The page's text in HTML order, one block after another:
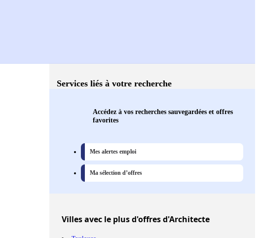
Services liés à votre recherche
Accédez à vos recherches sauvegardées et offres
favorites
Mes alertes emploi
Ma sélection d’offres
Villesavec le plus d'offres d'Architecte